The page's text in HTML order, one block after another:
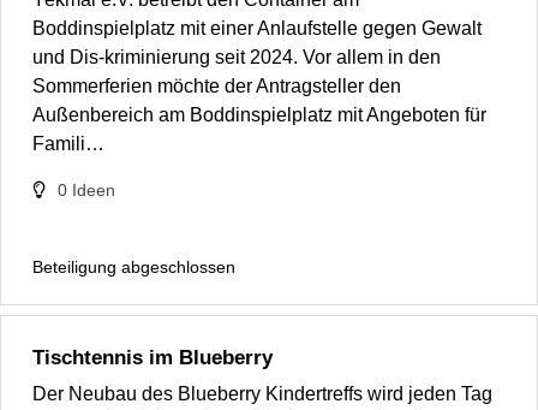
Boddinspielplatz mit einer Anlaufstelle gegen Gewalt
und Dis-kriminierung seit 2024. Vor allem in den
Sommerferien möchte der Antragsteller den
Außenbereich am Boddinspielplatz mit Angeboten für
Famili…
0 Ideen
Beteiligung abgeschlossen
Tischtennis im Blueberry
Der Neubau des Blueberry Kindertreffs wird jeden Tag